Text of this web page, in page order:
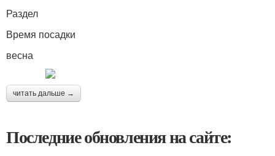
Раздел
Время посадки
весна
читать дальше →
Последние обновления на сайте: